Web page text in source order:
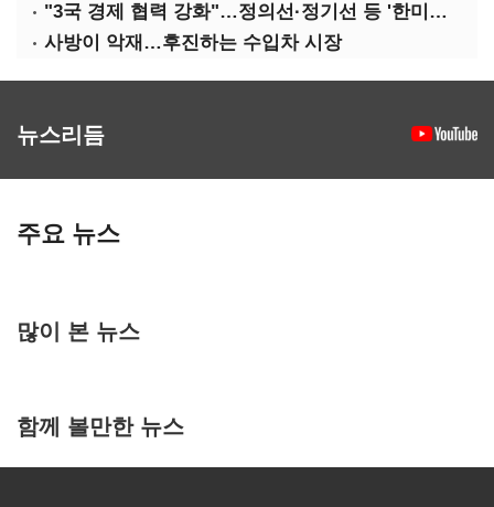
"3국 경제 협력 강화"…정의선·정기선 등 '한미일 경제대화' 참석
사방이 악재…후진하는 수입차 시장
뉴스리듬
주요 뉴스
많이 본 뉴스
함께 볼만한 뉴스